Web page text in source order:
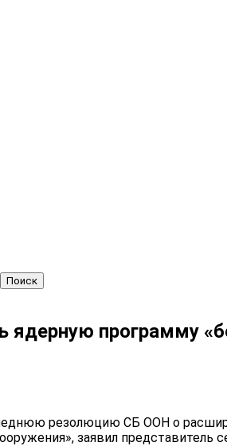
ядерную программу
резолюцию СБ ООН о
заявил представитель